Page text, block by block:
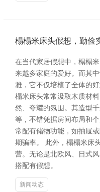
榻榻米床头假想，勤俭
在当代家居假想中，榻榻
来越多家庭的爱好。而其
雅，它不仅培植了全体的
榻米床头常常汲取木质材
然、夸耀的氛围。其造型
等，不错凭据房间布局和
常配有储物功能，如抽屉
期骗率。 此外，榻榻米床
营。无论是北欧风、日式
搭配有假想。
新闻动态